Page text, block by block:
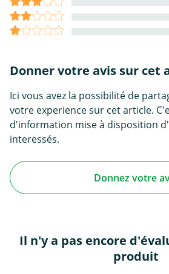
Donner votre avis sur cet
Ici vous avez la possibilité de
votre experience sur cet article.
d'information mise à disposition
interessés.
Donnez votre
Il n'y a pas encore
produit